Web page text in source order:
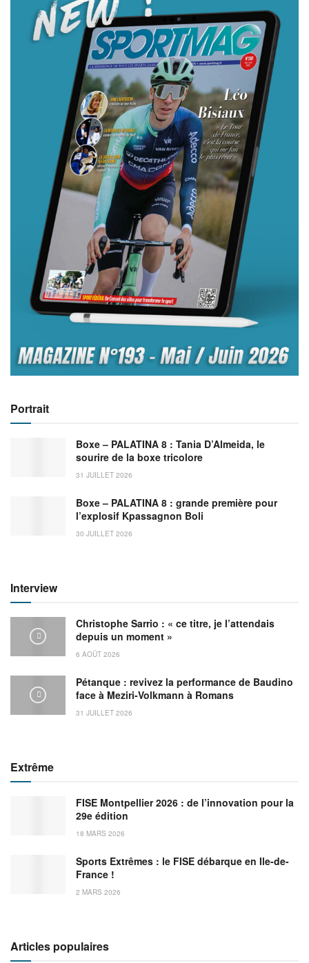
Portrait
Boxe – PALATINA 8 : Tania D’Almeida, le
sourire de la boxe tricolore
31 JUILLET 2026
Boxe – PALATINA 8 : grande première pour
l’explosif Kpassagnon Boli
30 JUILLET 2026
Interview
Christophe Sarrio : « ce titre, je l’attendais
depuis un moment »
6 AOÛT 2026
Pétanque : revivez la performance de Baudino
face à Meziri-Volkmann à Romans
31 JUILLET 2026
Extrême
FISE Montpellier 2026 : de l’innovation pour la
29e édition
18 MARS 2026
Sports Extrêmes : le FISE débarque en Ile-de-
France !
2 MARS 2026
Articles populaires